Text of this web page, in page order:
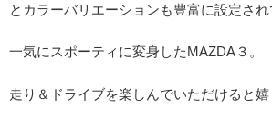
とカラーバリエーションも豊富に設定され
一気にスポーティに変身したMAZDA３。
走り＆ドライブを楽しんでいただけると嬉